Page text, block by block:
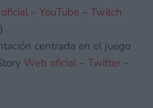
YouTube
Twitch
centrada en el juego
Web oficial Twitter